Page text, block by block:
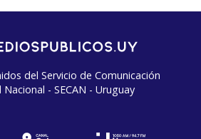
del Servicio de Comunicación
Nacional - SECAN - Uruguay